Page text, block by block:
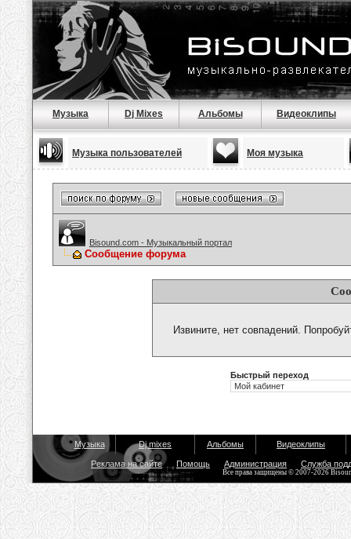
Музыка Dj Mixes Альбомы Видеоклипы
Музыка пользователей Моя музыка
Bisound.com - Музыкальный портал
Сообщение форума
Извините, нет совпадений.
Быстрый переход
Музыка Dj mixes Альбомы Видеоклипы
Реклама на сайте Помощь Администрация Служба
Все права защищены © 2007-2026